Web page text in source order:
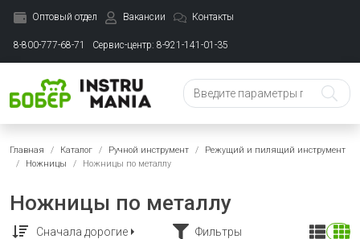
Оптовый отдел Вакансии Контакты
8-800-777-68-71 Сервис-центр: 8-921-141-01-35
Главная Каталог Ручной инструмент
Режущий и пилящий инструмент
Ножницы
Ножницы по металлу
Ножницы по металлу
Сначала дорогие Фильтры